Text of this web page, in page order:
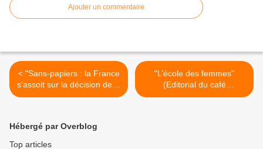
Ajouter un commentaire
< "Sans-papiers : la France
s'assoit sur la décision de la
Cour de justice" (article
journaliste au Monde)
"L’école des femmes"
(Editorial du café
pédagogique le 3 mai 2011)
Hébergé par Overblog
Top articles